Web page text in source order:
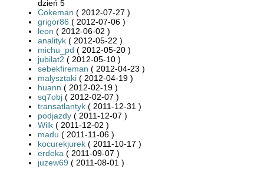
dzień 5
Cokeman ( 2012-07-27 )
grigor86 ( 2012-07-06 )
leon ( 2012-06-02 )
analityk ( 2012-05-22 )
michu_pd ( 2012-05-20 )
jubilat2 ( 2012-05-10 )
sebekfireman ( 2012-04-23 )
malysztaki ( 2012-04-19 )
huann ( 2012-02-19 )
sq7obj ( 2012-02-07 )
transatlantyk ( 2011-12-31 )
podjazdy ( 2011-12-07 )
Wilk ( 2011-12-02 )
madu ( 2011-11-06 )
kocurekjurek ( 2011-10-17 )
erdeka ( 2011-09-07 )
juzew69 ( 2011-08-01 )